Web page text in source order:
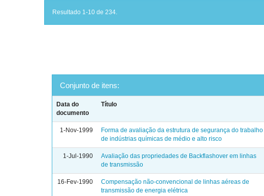
Resultado 1-10 de 234.
Conjunto de itens:
Data do
documento
Título
1-Nov-1999
Forma de avaliação da estrutura de segurança do trabalho
de indústrias químicas de médio e alto risco
1-Jul-1990
Avaliação das propriedades de Backflashover em linhas
de transmissão
16-Fev-1990
Compensação não-convencional de linhas aéreas de
transmissão de energia elétrica